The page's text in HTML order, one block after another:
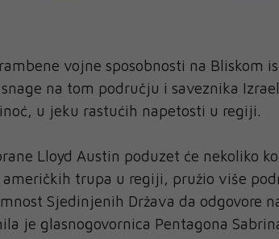
vojne sposobnosti na Bliskom
na tom području i saveznika
u jeku rastućih napetosti u regiji.
Lloyd Austin poduzet će nekoliko
trupa u regiji, pružio više
Sjedinjenih Država da odgovore
je glasnogovornica Pentagona